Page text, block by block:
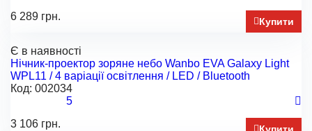
6 289 грн.
Купити
Є в наявності
Нічник-проектор зоряне небо Wanbo EVA Galaxy Light
WPL11 / 4 варіації освітлення / LED / Bluetooth
Код: 002034
5
3 106 грн.